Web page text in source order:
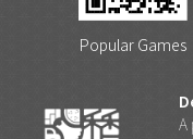
Popular Games
A